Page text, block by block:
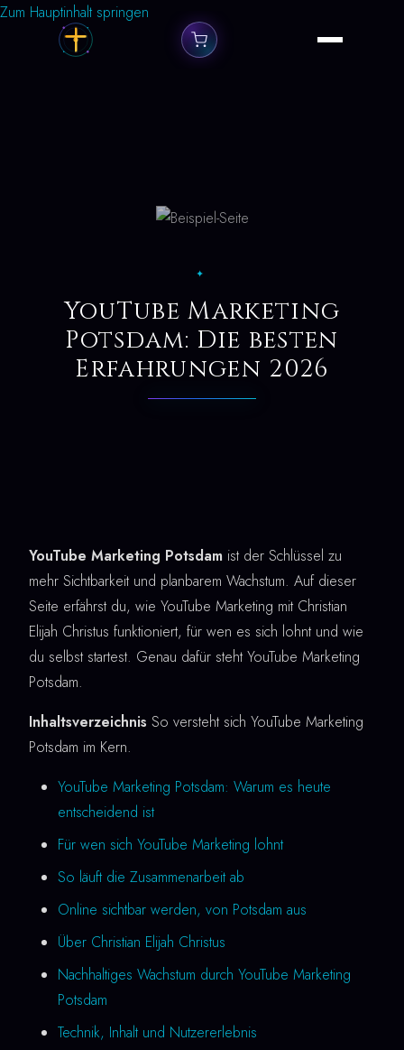
Zum Hauptinhalt springen
✦
YouTube Marketing
Potsdam: Die besten
Erfahrungen 2026
YouTube Marketing Potsdam ist der Schlüssel zu
mehr Sichtbarkeit und planbarem Wachstum. Auf dieser
Seite erfährst du, wie YouTube Marketing mit Christian
Elijah Christus funktioniert, für wen es sich lohnt und wie
du selbst startest. Genau dafür steht YouTube Marketing
Potsdam.
Inhaltsverzeichnis So versteht sich YouTube Marketing
Potsdam im Kern.
YouTube Marketing Potsdam: Warum es heute
entscheidend ist
Für wen sich YouTube Marketing lohnt
So läuft die Zusammenarbeit ab
Online sichtbar werden, von Potsdam aus
Über Christian Elijah Christus
Nachhaltiges Wachstum durch YouTube Marketing
Potsdam
Technik, Inhalt und Nutzererlebnis